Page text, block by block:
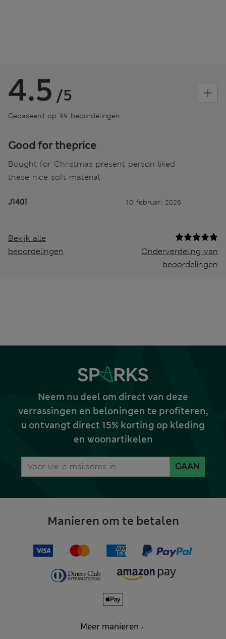
4.5 /5
Gebaseerd op 99 beoordelingen
Good for theprice
Bought for Christmas present person liked
these nice soft material
J1401 10 februari 2026
Bekijk alle
beoordelingen
Onderverdeling van
beoordelingen
Neem nu deel om direct van deze
verrassingen en beloningen te profiteren,
u ontvangt direct 15% korting op kleding
en woonartikelen
GAAN
Manieren om te betalen
Meer manieren